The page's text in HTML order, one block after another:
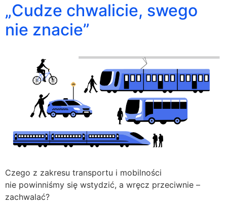
„Cudze chwalicie, swego
nie znacie”
Czego z zakresu transportu i mobilności
nie powinniśmy się wstydzić, a wręcz przeciwnie –
zachwalać?